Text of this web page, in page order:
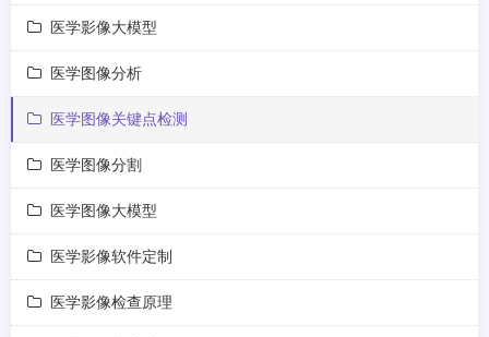
医学影像大模型
医学图像分析
医学图像关键点检测
医学图像分割
医学图像大模型
医学影像软件定制
医学影像检查原理